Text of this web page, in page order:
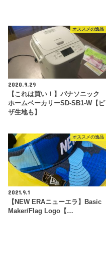
オススメの逸品
2020.9.29
【これは買い！】パナソニック
ホームベーカリーSD-SB1-W【ピ
ザ生地も】
オススメの逸品
2021.9.1
【NEW ERAニューエラ】Basic
Maker/Flag Logo【…